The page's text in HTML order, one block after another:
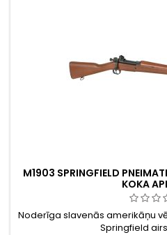
M1903 SPRINGFIELD
KOKA
Noderīga slavenās amerikāņu
Springfield